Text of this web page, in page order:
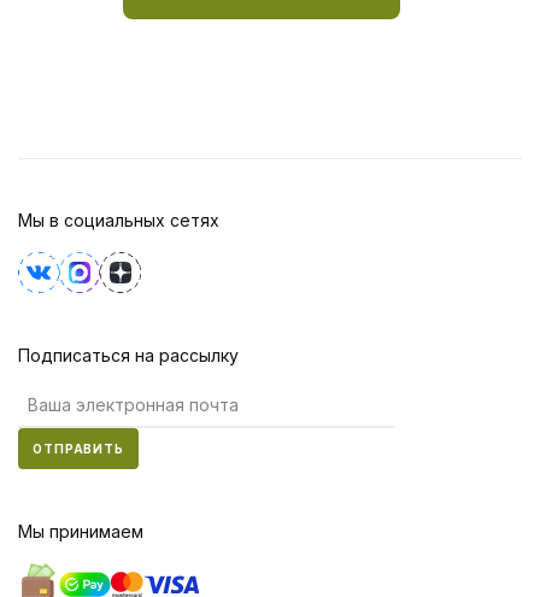
Мы в социальных сетях
Подписаться на рассылку
ОТПРАВИТЬ
Мы принимаем